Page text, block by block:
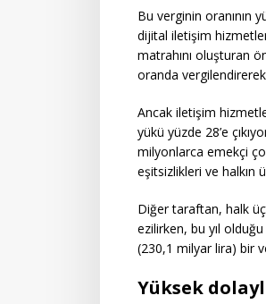
Bu verginin oranının
dijital iletişim
matrahını oluşturan
oranda
Ancak iletişim
yükü yüzde 28’e
milyonlarca emekçi
eşitsizlikleri ve halkın
Diğer taraftan, halk
ezilirken, bu yıl
(230,1 milyar lira) bir
Yüksek